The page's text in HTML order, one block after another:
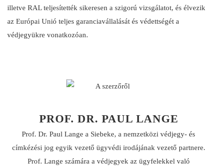
illetve RAL teljesítették sikeresen a szigorú vizsgálatot, és élvezik
az Európai Unió teljes garanciavállalását és védettségét a
védjegyükre vonatkozóan.
PROF. DR. PAUL LANGE
Prof. Dr. Paul Lange a Siebeke, a nemzetközi védjegy- és
címkézési jog egyik vezető ügyvédi irodájának vezető partnere.
Prof. Lange számára a védjegyek az ügyfelekkel való